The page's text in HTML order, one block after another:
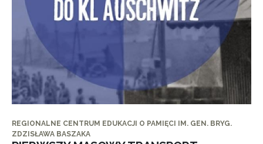
REGIONALNE CENTRUM EDUKACJI O PAMIĘCI IM. GEN. BRYG.
ZDZISŁAWA BASZAKA